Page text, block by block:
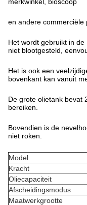
en andere commerciële
Het wordt gebruikt in
niet blootgesteld,
Het is ook een
bovenkant kan vanuit
De grote olietank bevat
bereiken.
Bovendien is de
niet roken.
Model
Kracht
Oliecapaciteit
Afscheidingsmodus
Maatwerkgrootte